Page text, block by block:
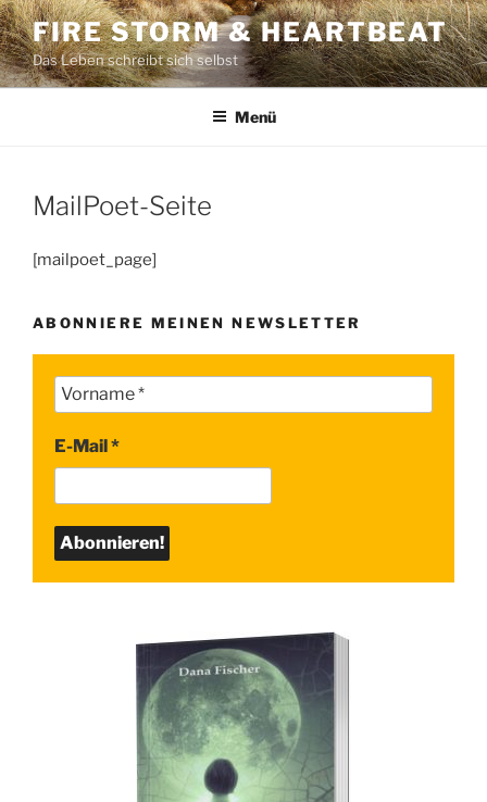
Zum
Inhalt
springen
FIRE STORM & HEARTBEAT
Das Leben schreibt sich selbst
Menü
MailPoet-Seite
[mailpoet_page]
ABONNIERE MEINEN NEWSLETTER
E-Mail*